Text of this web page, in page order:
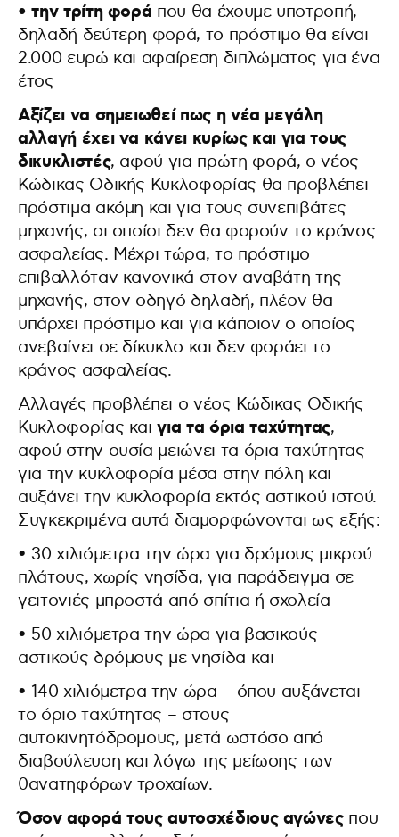
• την τρίτη φορά που θα έχουμε υποτροπή,
δηλαδή δεύτερη φορά, το πρόστιμο θα είναι
2.000 ευρώ και αφαίρεση διπλώματος για ένα
έτος
Αξίζει να σημειωθεί πως η νέα μεγάλη
αλλαγή έχει να κάνει κυρίως και για τους
δικυκλιστές, αφού για πρώτη φορά, ο νέος
Κώδικας Οδικής Κυκλοφορίας θα προβλέπει
πρόστιμα ακόμη και για τους συνεπιβάτες
μηχανής, οι οποίοι δεν θα φορούν το κράνος
ασφαλείας. Μέχρι τώρα, το πρόστιμο
επιβαλλόταν κανονικά στον αναβάτη της
μηχανής, στον οδηγό δηλαδή, πλέον θα
υπάρχει πρόστιμο και για κάποιον ο οποίος
ανεβαίνει σε δίκυκλο και δεν φοράει το
κράνος ασφαλείας.
Αλλαγές προβλέπει ο νέος Κώδικας Οδικής
Κυκλοφορίας και για τα όρια ταχύτητας,
αφού στην ουσία μειώνει τα όρια ταχύτητας
για την κυκλοφορία μέσα στην πόλη και
αυξάνει την κυκλοφορία εκτός αστικού ιστού.
Συγκεκριμένα αυτά διαμορφώνονται ως εξής:
• 30 χιλιόμετρα την ώρα για δρόμους μικρού
πλάτους, χωρίς νησίδα, για παράδειγμα σε
γειτονιές μπροστά από σπίτια ή σχολεία
• 50 χιλιόμετρα την ώρα για βασικούς
αστικούς δρόμους με νησίδα και
• 140 χιλιόμετρα την ώρα – όπου αυξάνεται
το όριο ταχύτητας – στους
αυτοκινητόδρομους, μετά ωστόσο από
διαβούλευση και λόγω της μείωσης των
θανατηφόρων τροχαίων.
Όσον αφορά τους αυτοσχέδιους αγώνεςπου